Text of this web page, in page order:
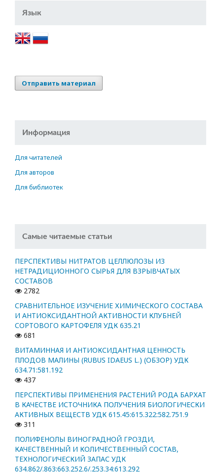
Язык
Отправить материал
Информация
Для читателей
Для авторов
Для библиотек
Самые читаемые статьи
ПЕРСПЕКТИВЫ НИТРАТОВ ЦЕЛЛЮЛОЗЫ ИЗ
НЕТРАДИЦИОННОГО СЫРЬЯ ДЛЯ ВЗРЫВЧАТЫХ
СОСТАВОВ
2782
СРАВНИТЕЛЬНОЕ ИЗУЧЕНИЕ ХИМИЧЕСКОГО СОСТАВА
И АНТИОКСИДАНТНОЙ АКТИВНОСТИ КЛУБНЕЙ
СОРТОВОГО КАРТОФЕЛЯ УДК 635.21
681
ВИТАМИННАЯ И АНТИОКСИДАНТНАЯ ЦЕННОСТЬ
ПЛОДОВ МАЛИНЫ (RUBUS IDAEUS L.) (ОБЗОР) УДК
634.71:581.192
437
ПЕРСПЕКТИВЫ ПРИМЕНЕНИЯ РАСТЕНИЙ РОДА БАРХАТ
В КАЧЕСТВЕ ИСТОЧНИКА ПОЛУЧЕНИЯ БИОЛОГИЧЕСКИ
АКТИВНЫХ ВЕЩЕСТВ УДК 615.45:615.322:582.751.9
311
ПОЛИФЕНОЛЫ ВИНОГРАДНОЙ ГРОЗДИ,
КАЧЕСТВЕННЫЙ И КОЛИЧЕСТВЕННЫЙ СОСТАВ,
ТЕХНОЛОГИЧЕСКИЙ ЗАПАС УДК
634.862/.863:663.252.6/.253.34:613.292